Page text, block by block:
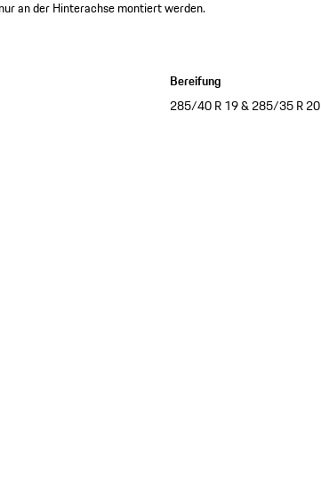
an der Hinterachse montiert werden.
Bereifung
285/40 R 19 & 285/35 R 20